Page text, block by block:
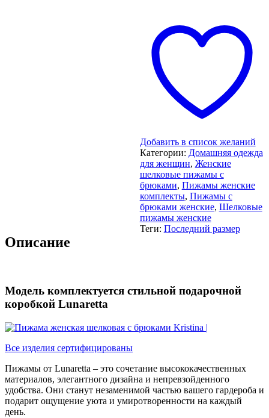
Добавить в список желаний
Категории: Домашняя одежда
для женщин, Женские
шелковые пижамы с
брюками, Пижамы женские
комплекты, Пижамы с
брюками женские, Шелковые
пижамы женские
Теги: Последний размер
Описание
Модель комплектуется стильной подарочной
коробкой Lunaretta
Все изделия сертифицированы
Пижамы от Lunaretta – это сочетание высококачественных
материалов, элегантного дизайна и непревзойденного
удобства. Они станут незаменимой частью вашего гардероба и
подарит ощущение уюта и умиротворенности на каждый
день.